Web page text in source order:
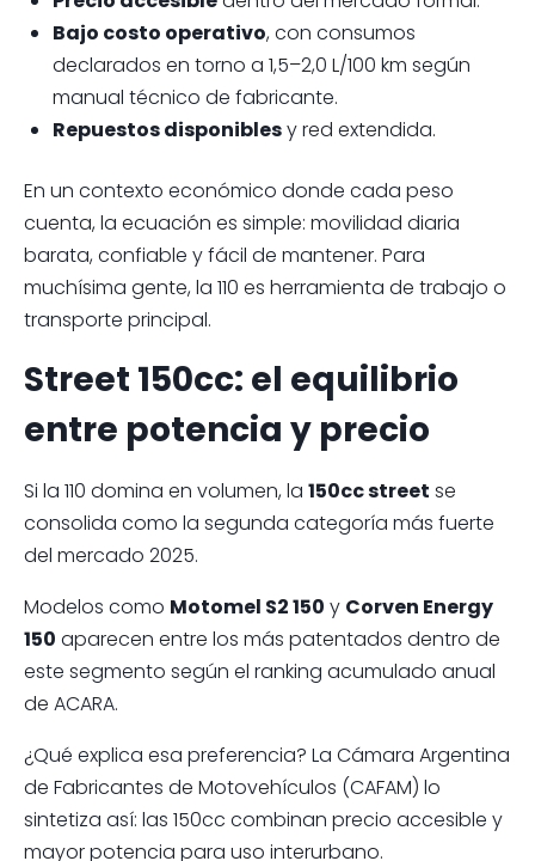
Bajo costo operativo, con consumos
declarados en torno a 1,5–2,0 L/100 km según
manual técnico de fabricante.
Repuestos disponiblesy red extendida.
En un contexto económico donde cada peso
cuenta, la ecuación es simple: movilidad diaria
barata, confiable y fácil de mantener. Para
muchísima gente, la 110 es herramienta de trabajo o
transporte principal.
Street 150cc: el equilibrio
entre potencia y precio
Si la 110 domina en volumen, la 150cc street se
consolida como la segunda categoría más fuerte
del mercado 2025.
Modelos como Motomel S2 150 y Corven Energy
150 aparecen entre los más patentados dentro de
este segmento según el ranking acumulado anual
de ACARA.
¿Qué explica esa preferencia? La Cámara Argentina
de Fabricantes de Motovehículos (CAFAM) lo
sintetiza así: las 150cc combinan precio accesible y
mayor potencia para uso interurbano.